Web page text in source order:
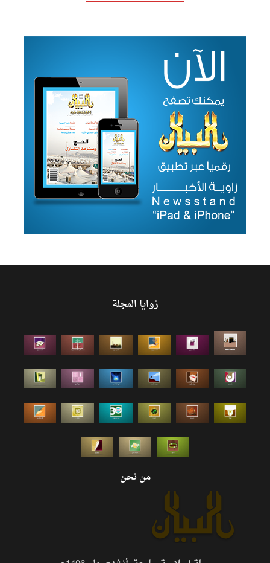
زوايا المجلة
من نحن